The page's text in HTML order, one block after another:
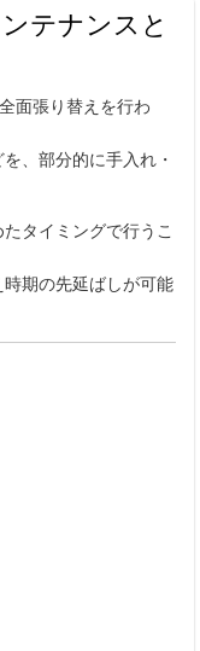
テナンスと
面張り替えを行わ
、部分的に手入れ・
タイミングで行うこ
期の先延ばしが可能